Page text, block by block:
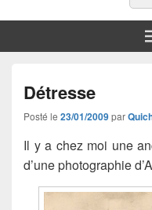
Détresse
Posté le 23/01/2009par
Il y a chez moi une
d’une photographie